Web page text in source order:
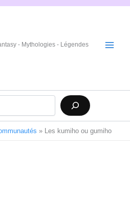
- Mythologies - Légendes
» Les kumiho ou gumiho